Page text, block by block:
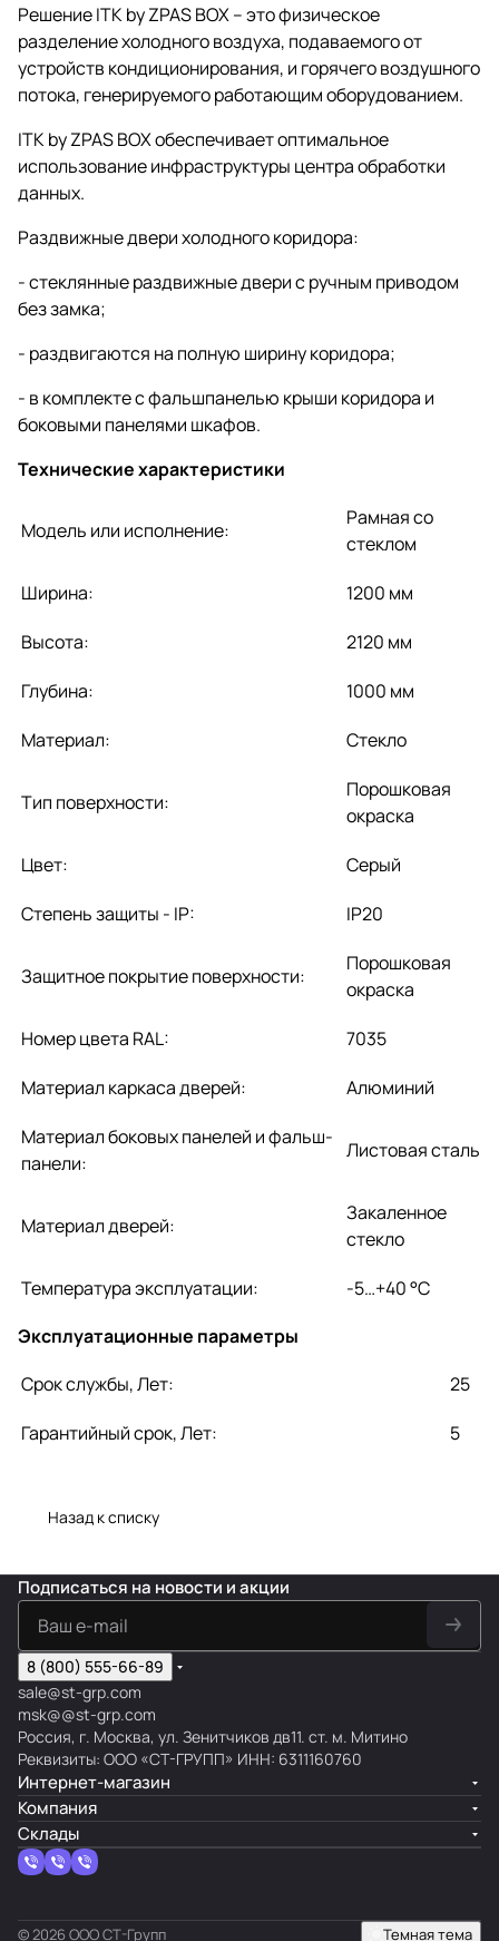
Решение ITK by ZPAS BOX – это физическое
разделение холодного воздуха, подаваемого от
устройств кондиционирования, и горячего воздушного
потока, генерируемого работающим оборудованием.
ITK by ZPAS BOX обеспечивает оптимальное
использование инфраструктуры центра обработки
данных.
Раздвижные двери холодного коридора:
- стеклянные раздвижные двери с ручным приводом
без замка;
- раздвигаются на полную ширину коридора;
- в комплекте с фальшпанелью крыши коридора и
боковыми панелями шкафов.
Технические характеристики
Модель или исполнение:
Рамная со
стеклом
Ширина:
1200 мм
Высота:
2120 мм
Глубина:
1000 мм
Материал:
Стекло
Тип поверхности:
Порошковая
окраска
Цвет:
Серый
Степень защиты - IP:
IP20
Защитное покрытие поверхности:
Порошковая
окраска
Номер цвета RAL:
7035
Материал каркаса дверей:
Алюминий
Материал боковых панелей и фальш-
панели:
Листовая сталь
Материал дверей:
Закаленное
стекло
Температура эксплуатации:
-5…+40 °C
Эксплуатационные параметры
Срок службы, Лет:
25
Гарантийный срок, Лет:
5
Назад к списку
Подписаться на новости и акции
8 (800) 555-66-89
sale@st-grp.com
msk@@st-grp.com
Россия, г. Москва, ул. Зенитчиков дв11. ст. м. Митино
Реквизиты: ООО «СТ-ГРУПП» ИНН: 6311160760
Интернет-магазин
Компания
Склады
© 2026 ООО СТ-Групп Темная тема